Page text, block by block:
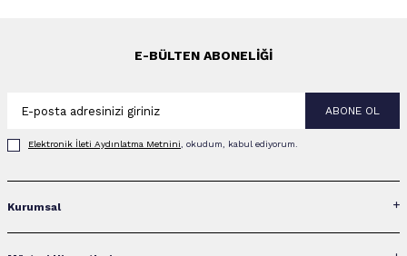
E-BÜLTEN ABONELIĞI
ABONE OL
Elektronik İleti Aydınlatma Metni‌ni, okudum, kabul ediyorum.
Kurumsal